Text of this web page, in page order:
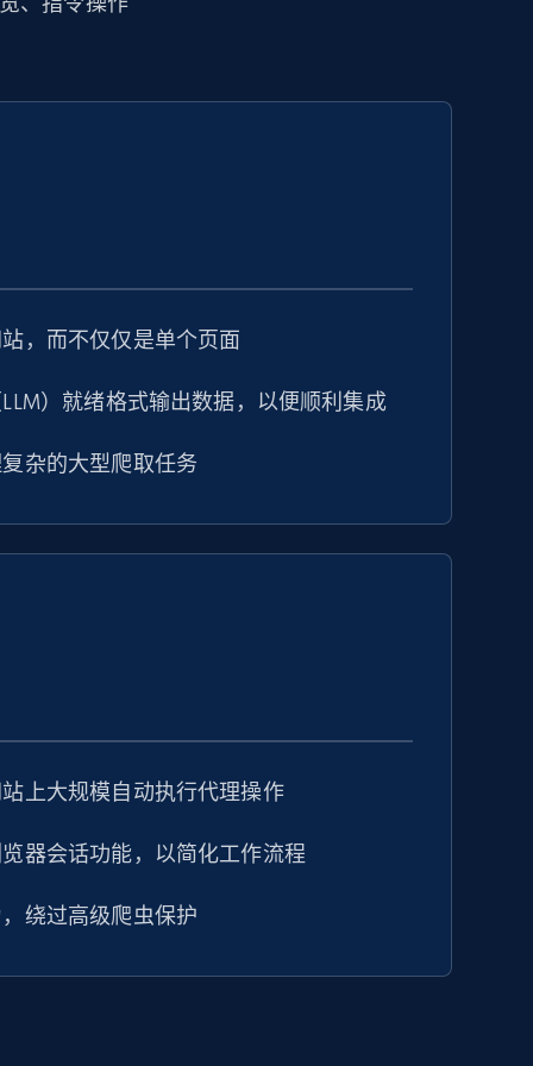
，而不仅仅是单个页面
）就绪格式输出数据，以便顺利集成
杂的大型爬取任务
上大规模自动执行代理操作
器会话功能，以简化工作流程
绕过高级爬虫保护